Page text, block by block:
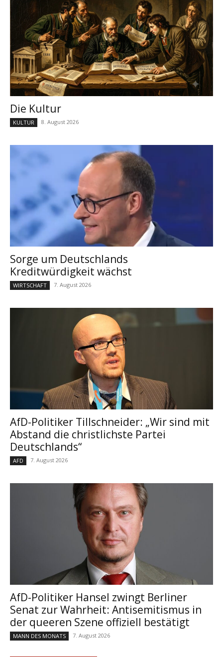
Die Kultur
KULTUR 8. August 2026
Sorge um Deutschlands
Kreditwürdigkeit wächst
WIRTSCHAFT 7. August 2026
AfD-Politiker Tillschneider: „Wir sind mit
Abstand die christlichste Partei
Deutschlands“
AFD 7. August 2026
AfD-Politiker Hansel zwingt Berliner
Senat zur Wahrheit: Antisemitismus in
der queeren Szene offiziell bestätigt
MANN DES MONATS 7. August 2026